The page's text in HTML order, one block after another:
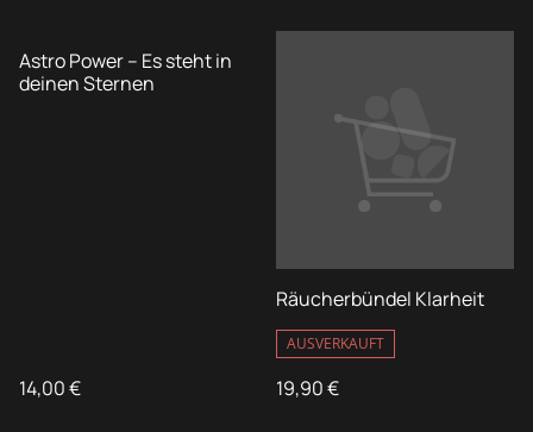
Astro Power – Es steht in
deinen Sternen
14,00 €
Räucherbündel Klarheit
AUSVERKAUFT
19,90 €